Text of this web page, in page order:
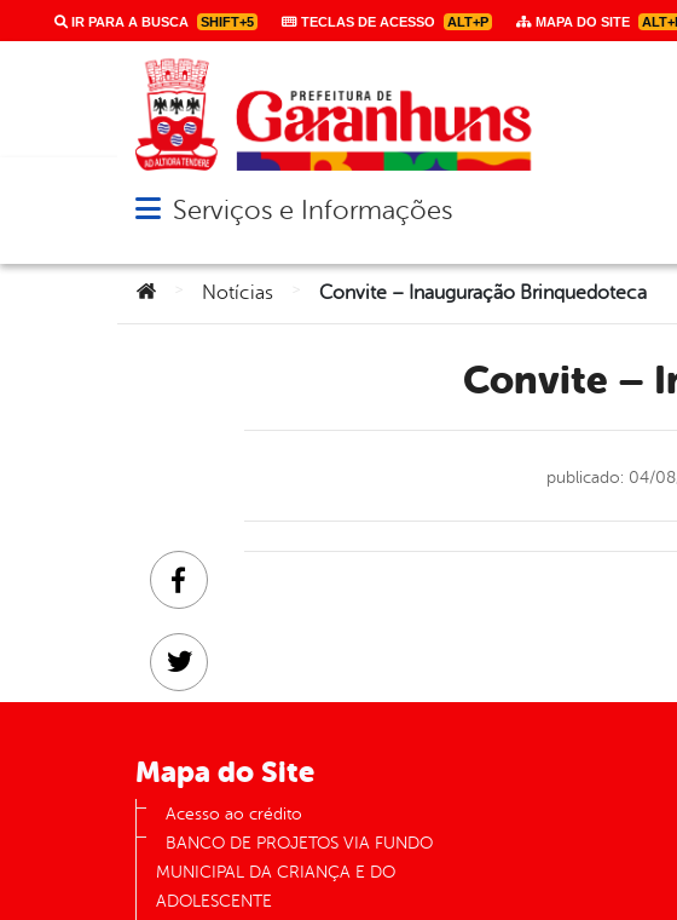
IR PARA A BUSCA SHIFT+5 TECLAS DE ACESSO ALT+P MAPA DO SITE
Abrir menu principal de navegação
Serviços e Informações
Você está aqui:
Notícias Convite – Inauguração Brinquedoteca
Convite –
publicado: 04/
Facebook
Twitter
Linkedin
Mapa do Site
Acesso ao crédito
BANCO DE PROJETOS VIA FUNDO
MUNICIPAL DA CRIANÇA E DO
ADOLESCENTE